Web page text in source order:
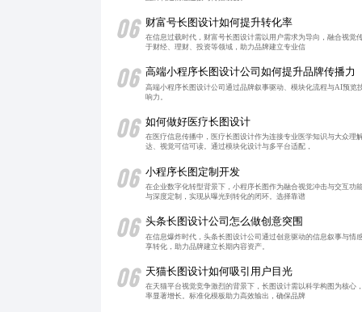
06 财富号长图设计如何提升转化率
在信息过载时代，财富号长图设计需以用户需求为导向，融合视
于财经、理财、投资等领域，助力品牌建立专业信
06 高端小程序长图设计公司如何提升品牌传播力
高端小程序长图设计公司通过品牌叙事驱动、模块化流程与AI预
响力。
06 如何做好医疗长图设计
在医疗信息传播中，医疗长图设计作为连接专业医学知识与大众
达、视觉可信可读。通过模块化设计与多平台适配，
06 小程序长图定制开发
在企业数字化转型背景下，小程序长图作为融合视觉冲击与交互
与深度定制，实现从曝光到转化的闭环。选择靠谱
06 头条长图设计公司怎么做创意突围
在信息爆炸时代，头条长图设计公司通过创意驱动的信息叙事与
享转化，助力品牌建立长期内容资产。
06 天猫长图设计如何吸引用户目光
在天猫平台视觉竞争激烈的背景下，长图设计需以科学构图为核
率显著增长。标准化模板助力高效输出，确保品牌